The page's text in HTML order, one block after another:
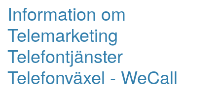
Information om
Telemarketing
Telefontjänster
Telefonväxel - WeCall